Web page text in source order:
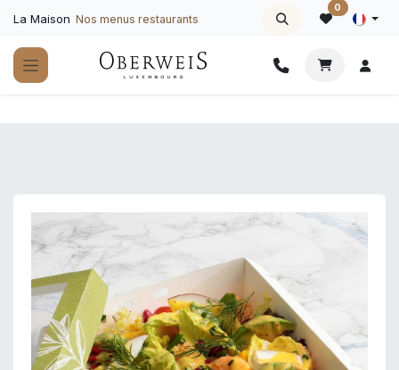
La Maison Nos menus restaurants
0